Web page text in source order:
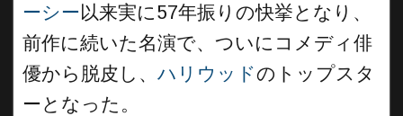
ーシー以来実に57年振りの快挙となり、
前作に続いた名演で、ついにコメディ俳
優から脱皮し、 ハリウッドのトップスタ
ーとなった。